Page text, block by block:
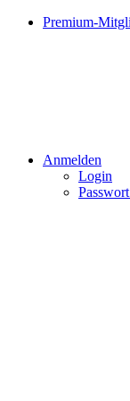
Premium-
Anmelden
Login